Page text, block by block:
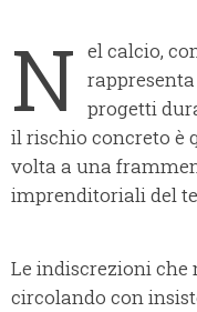
N el calcio,
progetti
il rischio concreto è
volta a una
imprenditoriali del
Le indiscrezioni che
circolando con